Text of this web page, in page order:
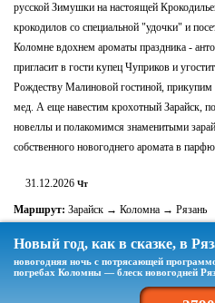
русской Зимушки на настоящей
крокодилов со специальной "удочки" и
Коломне вдохнем ароматы праздника -
пригласит в гости купец Чуприков и
Рождеству Малиновой гостиной,
мед. А еще навестим крохотный Зарайск,
новеллы и полакомимся знаменитыми
собственного новогоднего аромата в
31.12.2026 Чт
Маршрут: Зарайск → Коломна → Рязань
Новый год, как в сказке, в
новогодняя ночь с потрясающей
погребах Коломны — блеск новогодней